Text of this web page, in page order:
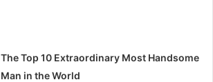
The Top 10 Extraordinary Most Handsome
Man in the World